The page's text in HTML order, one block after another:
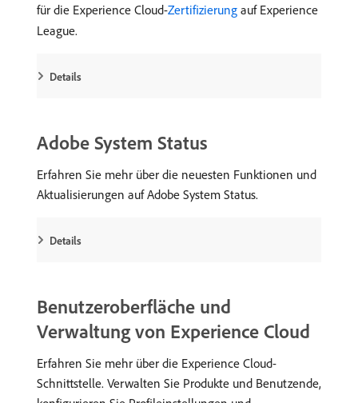
für die Experience Cloud-Zertifizierung auf Experience
League.
Details
Adobe System Status
Erfahren Sie mehr über die neuesten Funktionen und
Aktualisierungen auf Adobe System Status.
Details
Benutzeroberfläche und
Verwaltung von Experience Cloud
Erfahren Sie mehr über die Experience Cloud-
Schnittstelle. Verwalten Sie Produkte und Benutzende,